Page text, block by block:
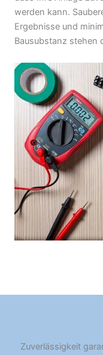
werden kann.
Ergebnisse und
Bausubstanz stehen
Zuverlässigkeit